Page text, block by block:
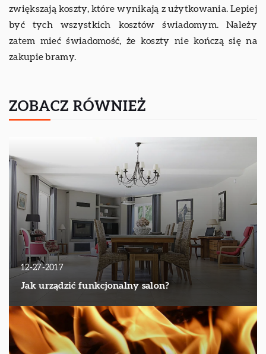
zwiększają koszty, które wynikają z użytkowania. Lepiej
być tych wszystkich kosztów świadomym. Należy
zatem mieć świadomość, że koszty nie kończą się na
zakupie bramy.
ZOBACZ RÓWNIEŻ
12-27-2017
Jak urządzić funkcjonalny salon?